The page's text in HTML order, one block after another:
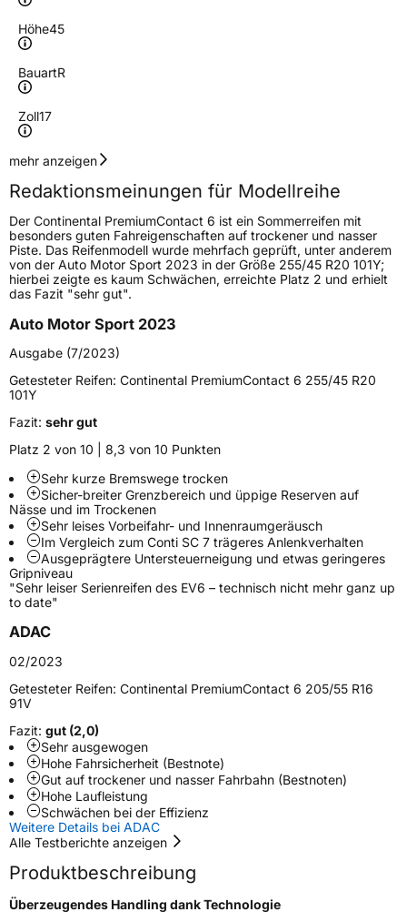
Höhe45
BauartR
Zoll17
Geschwindigkeitsindex
Höchstgeschwindigkeit
270 km/h
Lastindex94
Höchstlast670 kg
Gewicht (in kg)9,85 kg
FahrzeugtypPKW
Verwendung
ModellnamePremiumContact 6
FahrzeugartPKW & SUV
Weitere Eigenschaften
SchlauchtypTL
ZustandNeureifen
Felgenschutz
EU Label
EffizienzC
NasshaftungA
Rollgeräusch (dB)71
mehr anzeigen
Redaktionsmeinungen für Modellreihe
Der Continental PremiumContact 6 ist ein Sommerreifen mit
besonders guten Fahreigenschaften auf trockener und nasser
Piste. Das Reifenmodell wurde mehrfach geprüft, unter anderem
von der Auto Motor Sport 2023 in der Größe 255/45 R20 101Y;
hierbei zeigte es kaum Schwächen, erreichte Platz 2 und erhielt
das Fazit "sehr gut".
Auto Motor Sport 2023
Ausgabe (7/2023)
Getesteter Reifen: Continental PremiumContact 6 255/45 R20
101Y
Fazit: sehr gut
Platz 2 von 10 | 8,3 von 10 Punkten
Sehr kurze Bremswege trocken
Sicher-breiter Grenzbereich und üppige Reserven auf
Nässe und im Trockenen
Sehr leises Vorbeifahr- und Innenraumgeräusch
Im Vergleich zum Conti SC 7 trägeres Anlenkverhalten
Ausgeprägtere Untersteuerneigung und etwas geringeres
Gripniveau
"Sehr leiser Serienreifen des EV6 – technisch nicht mehr ganz up
to date"
ADAC
02/2023
Getesteter Reifen: Continental PremiumContact 6 205/55 R16
91V
Fazit: gut (2,0)
Sehr ausgewogen
Hohe Fahrsicherheit (Bestnote)
Gut auf trockener und nasser Fahrbahn (Bestnoten)
Hohe Laufleistung
Schwächen bei der Effizienz
Weitere Details bei ADAC
Alle Testberichte anzeigen
Produktbeschreibung
Überzeugendes Handling dank Technologie